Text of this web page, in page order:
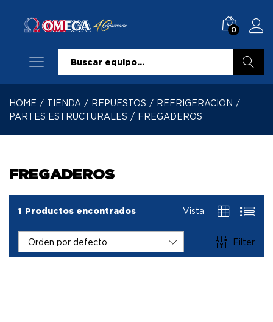
0
HOME / TIENDA / REPUESTOS / REFRIGERACION /
PARTES ESTRUCTURALES / FREGADEROS
FREGADEROS
1 Productos encontrados Vista
Filter
Orden por defecto